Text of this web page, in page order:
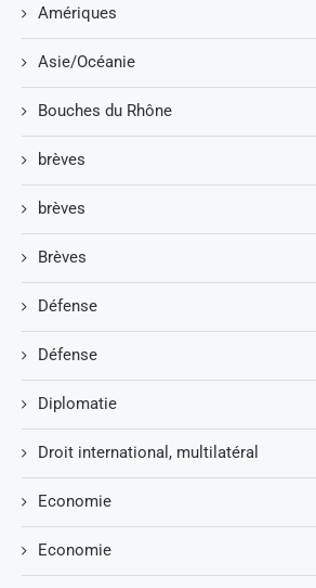
Amériques
Asie/Océanie
Bouches du Rhône
brèves
brèves
Brèves
Défense
Défense
Diplomatie
Droit international, multilatéral
Economie
Economie